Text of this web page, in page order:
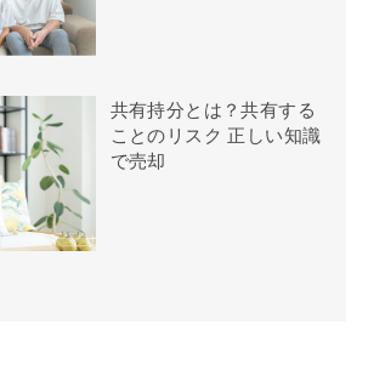
共有持分とは？共有する
ことのリスク 正しい知識
で売却